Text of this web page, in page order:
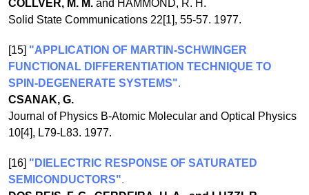
COLLVER, M. M. and HAMMOND, R. H.
Solid State Communications 22[1], 55-57. 1977.
[15] "APPLICATION OF MARTIN-SCHWINGER
FUNCTIONAL DIFFERENTIATION TECHNIQUE TO
SPIN-DEGENERATE SYSTEMS".
CSANAK, G.
Journal of Physics B-Atomic Molecular and Optical Physics
10[4], L79-L83. 1977.
[16] "DIELECTRIC RESPONSE OF SATURATED
SEMICONDUCTORS".